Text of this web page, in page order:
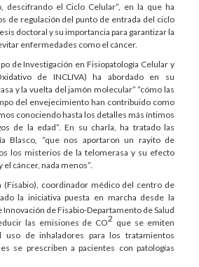
descifrando el Ciclo Celular”, en la que ha
de regulación del punto de entrada del ciclo
doctoral y su importancia para garantizar la
enfermedades como el cáncer.
de Investigación en Fisiopatología Celular y
de INCLIVA) ha abordado en su
y la vuelta del jamón molecular” “cómo las
del envejecimiento han contribuido como
conociendo hasta los detalles más íntimos
de la edad”. En su charla, ha tratado las
Blasco, “que nos aportaron un rayito de
los misterios de la telomerasa y su efecto
cáncer, nada menos”.
(Fisabio), coordinador médico del centro de
la iniciativa puesta en marcha desde la
de Fisabio-Departamento de Salud
las emisiones de CO2 que se emiten
uso de inhaladores para los tratamientos
se prescriben a pacientes con patologías